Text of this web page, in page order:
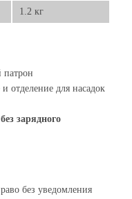
1.2 кг
патрон
отделение для насадок
зарядного
без уведомления